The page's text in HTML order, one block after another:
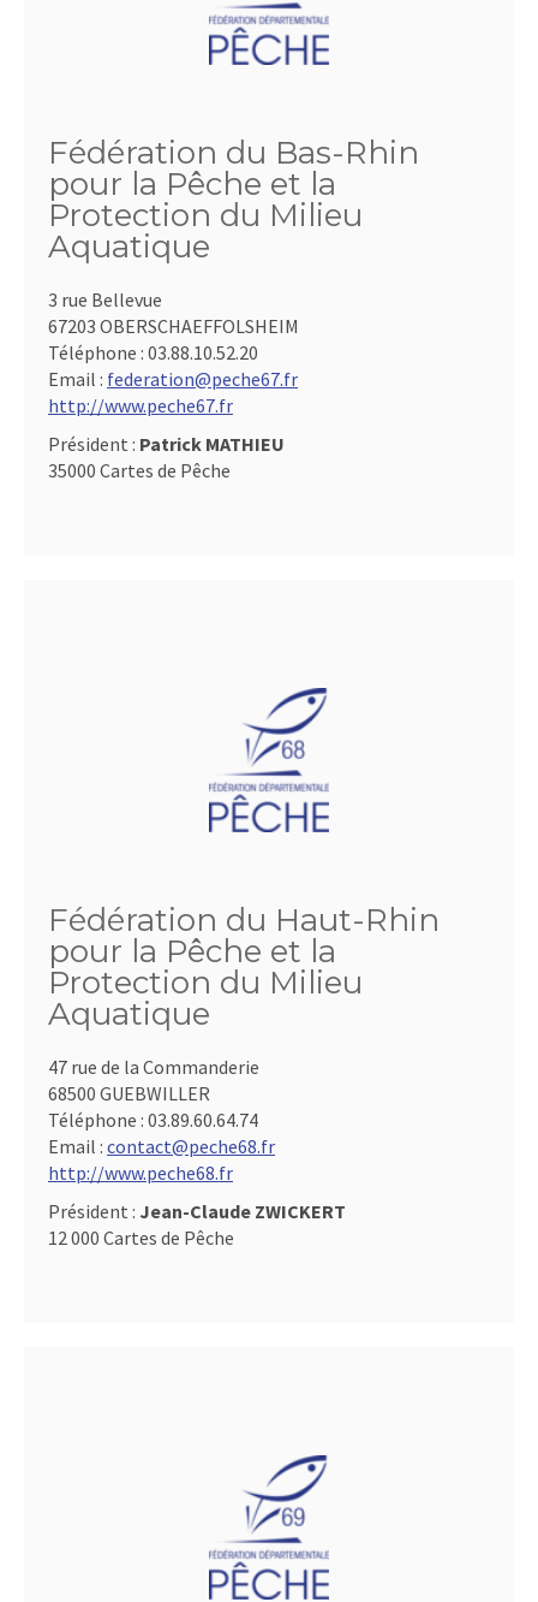
Fédération du Bas-Rhin
pour la Pêche et la
Protection du Milieu
Aquatique
3 rue Bellevue
67203 OBERSCHAEFFOLSHEIM
Téléphone : 03.88.10.52.20
Email : federation@peche67.fr
http://www.peche67.fr
Président : Patrick MATHIEU
35000 Cartes de Pêche
Fédération du Haut-Rhin
pour la Pêche et la
Protection du Milieu
Aquatique
47 rue de la Commanderie
68500 GUEBWILLER
Téléphone : 03.89.60.64.74
Email : contact@peche68.fr
http://www.peche68.fr
Président : Jean-Claude ZWICKERT
12 000 Cartes de Pêche